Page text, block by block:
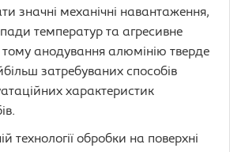
значні механічні навантаження,
температур та агресивне
анодування алюмінію тверде
затребуваних способів
характеристик
технології обробки на поверхні